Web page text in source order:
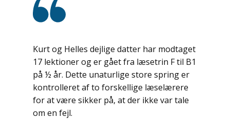
Kurt og Helles dejlige datter har modtaget
17 lektioner og er gået fra læsetrin F til B1
på ½ år. Dette unaturlige store spring er
kontrolleret af to forskellige læselærere
for at være sikker på, at der ikke var tale
om en fejl.